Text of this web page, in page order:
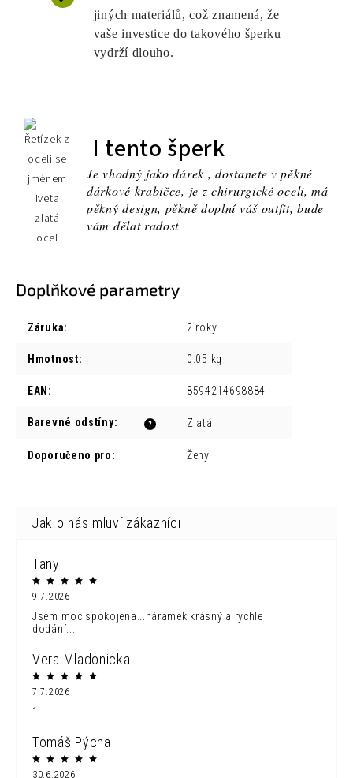
jiných materiálů, což znamená, že
vaše investice do takového šperku
vydrží dlouho.
I tento šperk
Je vhodný jako dárek , dostanete v pěkné
dárkové krabičce, je z chirurgické oceli, má
pěkný design, pěkně doplní váš outfit, bude
vám dělat radost
Doplňkové parametry
Záruka: 2 roky
Hmotnost: 0.05 kg
EAN : 8594214698884
?
Barevné odstíny: Zlatá
Doporučeno pro: Ženy
Tany
9.7.2026
Jsem moc spokojena...náramek krásný a rychle
dodání...
Vera Mladonicka
7.7.2026
1
Tomáš Pýcha
30.6.2026